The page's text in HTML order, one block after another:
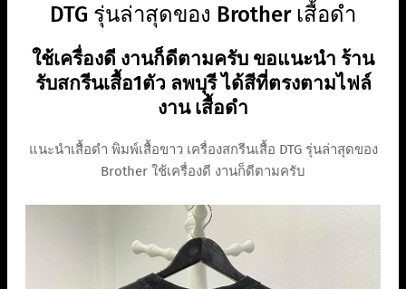
DTG รุ่นล่าสุดของ Brother เสื้อดำ
ใช้เครื่องดี งานก็ดีตามครับ ขอแนะนำ ร้าน
รับสกรีนเสื้อ1ตัว ลพบุรี ได้สีที่ตรงตามไฟล์
งาน เสื้อดำ
แนะนำเสื้อดำ พิมพ์เสื้อขาว เครื่องสกรีนเสื้อ DTG รุ่นล่าสุดของ
Brother ใช้เครื่องดี งานก็ดีตามครับ